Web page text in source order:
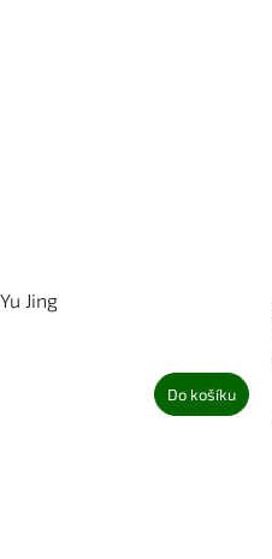
Jing
Do košíku